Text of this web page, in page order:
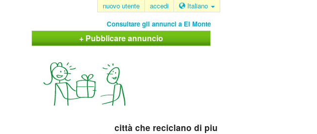
nuovo utente accedi Italiano
Consultare gli annunci a El Monte
+ Pubblicare annuncio
città che reciclano di piu